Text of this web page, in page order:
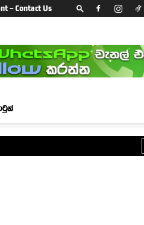
– Contact Us